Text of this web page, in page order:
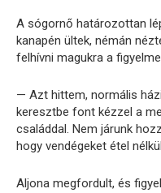
A sógornő határozottan
kanapén ültek, némán
felhívni magukra a
— Azt hittem, normális
keresztbe font kézzel a
családdal. Nem járunk
hogy vendégeket étel
Aljona megfordult, és